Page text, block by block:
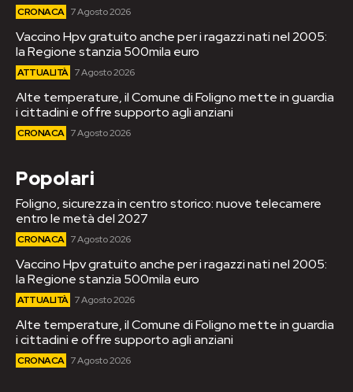
CRONACA 7 Agosto 2026
Vaccino Hpv gratuito anche per i ragazzi nati nel 2005:
la Regione stanzia 500mila euro
ATTUALITÀ 7 Agosto 2026
Alte temperature, il Comune di Foligno mette in guardia
i cittadini e offre supporto agli anziani
CRONACA 7 Agosto 2026
Popolari
Foligno, sicurezza in centro storico: nuove telecamere
entro le metà del 2027
CRONACA 7 Agosto 2026
Vaccino Hpv gratuito anche per i ragazzi nati nel 2005:
la Regione stanzia 500mila euro
ATTUALITÀ 7 Agosto 2026
Alte temperature, il Comune di Foligno mette in guardia
i cittadini e offre supporto agli anziani
CRONACA 7 Agosto 2026